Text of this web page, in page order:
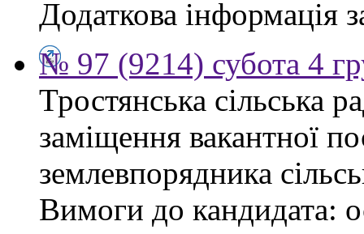
Додаткова інформація
№ 97 (9214) субота 4
Тростянська сільська
заміщення вакантної
землевпорядника
Вимоги до кандидата: